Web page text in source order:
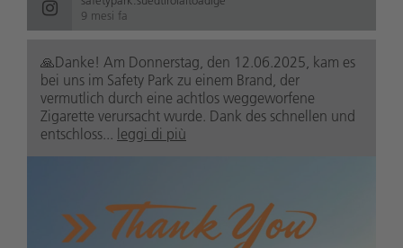
9 mesi fa
🙏Danke! Am Donnerstag, den 12.06.2025, kam es
bei uns im Safety Park zu einem Brand, der
vermutlich durch eine achtlos weggeworfene
Zigarette verursacht wurde. Dank des schnellen und
entschloss... leggi di più